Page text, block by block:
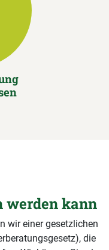
werden kann
wir einer gesetzlichen
die